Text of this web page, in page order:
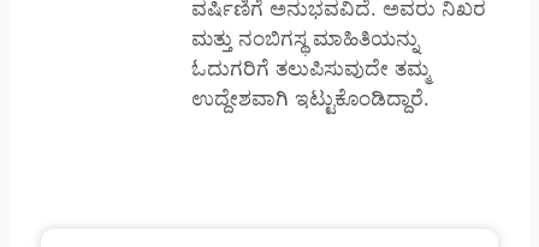
ವರ್ಷಿಣಿಗೆ ಅನುಭವವಿದೆ. ಅವರು ನಿಖರ
ಮತ್ತು ನಂಬಿಗಸ್ಥ ಮಾಹಿತಿಯನ್ನು
ಓದುಗರಿಗೆ ತಲುಪಿಸುವುದೇ ತಮ್ಮ
ಉದ್ದೇಶವಾಗಿ ಇಟ್ಟುಕೊಂಡಿದ್ದಾರೆ.